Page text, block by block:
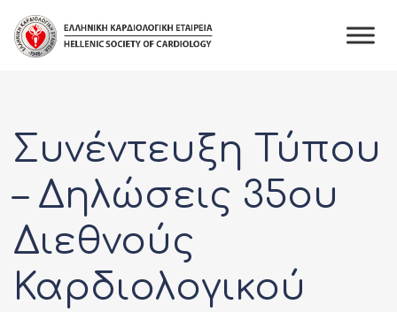
content
Συνέντευξη Τύπου
– Δηλώσεις 35ου
Διεθνούς
Καρδιολογικού